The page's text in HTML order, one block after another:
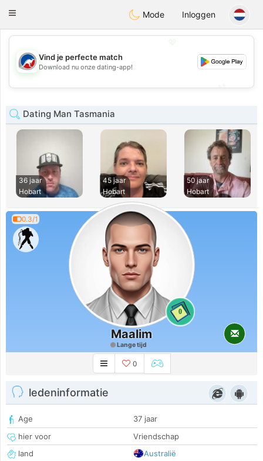
AustraliaChat
Toggle
Mode Inloggen
💖
💕
Vind je perfecte match
Download nu onze dating-app!
Dating Man Tasmania
36 jaar
Hobart
45 jaar
Hobart
50 jaar
Hobart
0.3/1
0
Maalim
Lange tijd
0
ledeninformatie
Age
37 jaar
hier voor
Vriendschap
land
Australië